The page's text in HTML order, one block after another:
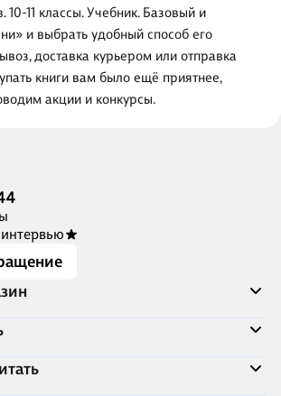
10-11 классы. Учебник. Базовый и
и выбрать удобный способ его
доставка курьером или отправка
книги вам было ещё приятнее,
акции и конкурсы.